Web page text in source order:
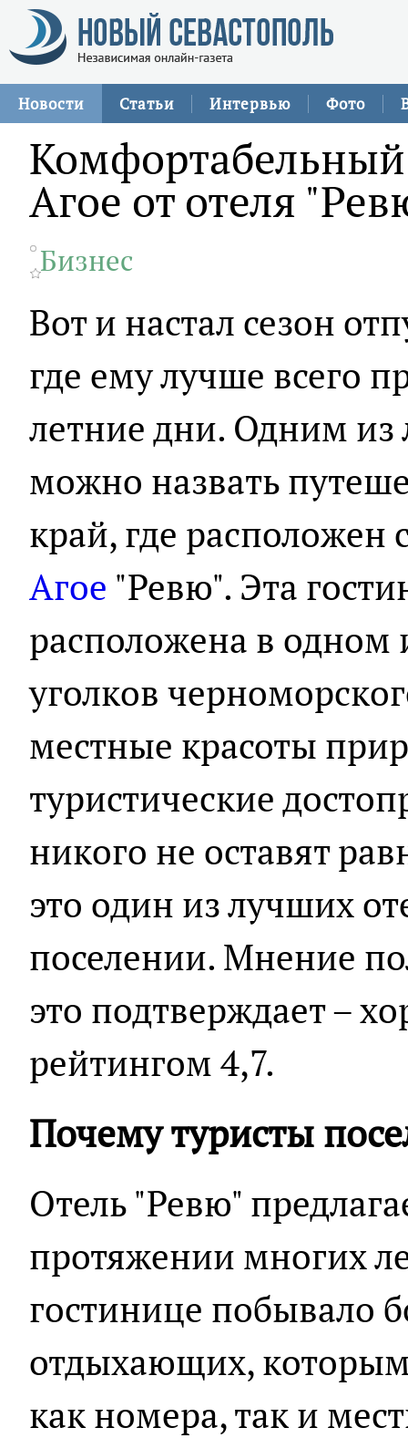
Новости Статьи Интервью Фото
Агое от отеля
Бизнес
Вот и настал сезон
где ему лучше всего
летние дни. Одним из
можно назвать
край, где
Агое "Ревю". Эта
расположена в
уголков
местные красоты
туристические
никого не оставят
это один из лучших
поселении. Мнение
это подтверждает –
рейтингом 4,7.
Почему туристы
Отель "Ревю"
протяжении многих
гостинице побывало
отдыхающих,
как номера, так и